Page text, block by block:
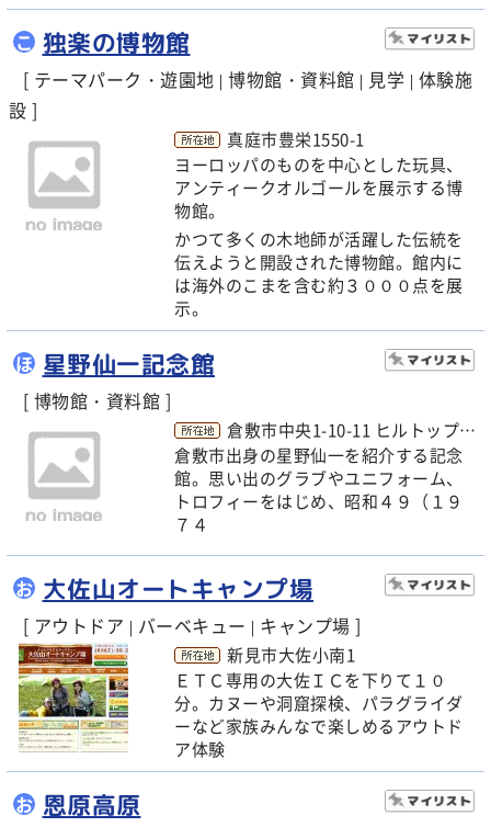
こ 独楽の博物館
[ テーマパーク・遊園地 | 博物館・資料館 | 見学 | 体験施
設 ]
真庭市豊栄1550-1
ヨーロッパのものを中心とした玩具、
アンティークオルゴールを展示する博
物館。
かつて多くの木地師が活躍した伝統を
伝えようと開設された博物館。館内に
は海外のこまを含む約３０００点を展
示。
ほ 星野仙一記念館
[ 博物館・資料館 ]
倉敷市中央1-10-11 ヒルトップビルC棟 2F
倉敷市出身の星野仙一を紹介する記念
館。思い出のグラブやユニフォーム、
トロフィーをはじめ、昭和４９（１９
７４
お 大佐山オートキャンプ場
[ アウトドア | バーベキュー | キャンプ場 ]
新見市大佐小南1
ＥＴＣ専用の大佐ＩＣを下りて１０
分。カヌーや洞窟探検、パラグライダ
ーなど家族みんなで楽しめるアウトド
ア体験
お 恩原高原